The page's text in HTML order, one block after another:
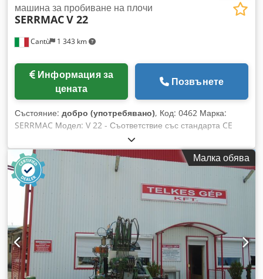
Cantù 1 343 km
машина за пробиване на плочи
SERRMACV 22
Информация за
цената
Позвънете
Състояние: добро (употребявано), Код: 0462 Марка:
SERRMAC Модел: V 22 - Съответствие със стандарта CE
Конзолна бормашина с въртяща се маса за машинни
цехове, работилници, дърводелски цехове и други
приложения - съответствие със стандарта CE Технически
данни: Здрава конструкция Капацитет на пробиване в
стомана: диаметър 22 мм Конус на шпиндела: cm2 Ход на
шпиндела: 90 мм Диаметър на колоната: 98 мм Разстояние
от колоната до центъра на шпиндела: 201 мм Размери на
масата: 350 x 250 мм Скорост на шпиндела:
255/380/420/560/630/660/950/990/1090/2380/2590/3850
об./мин Мощност на мотора: 0,55 Kw Dsdszp Exzepfx Ag
Dokr Габаритни размери: 400 x 750 x 1700 мм (в) Тегло: 170
кг
Малка обява